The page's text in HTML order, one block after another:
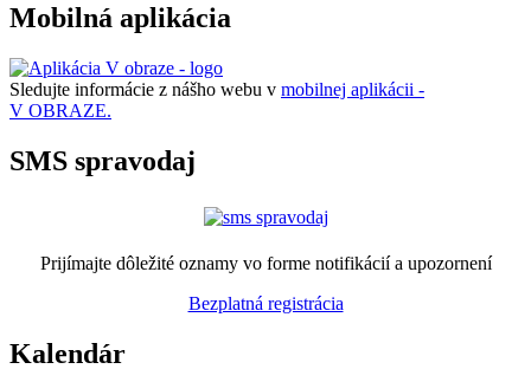
Mobilná aplikácia
Sledujte informácie z nášho webu v mobilnej aplikácii -
V OBRAZE.
SMS spravodaj
Prijímajte dôležité oznamy vo forme notifikácií a upozornení
Bezplatná registrácia
Kalendár